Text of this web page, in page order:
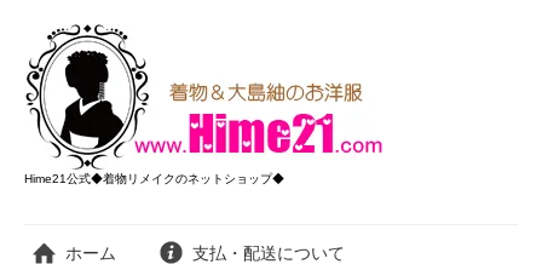
Hime21公式◆着物リメイクのネットショップ◆
ホーム 支払・配送について